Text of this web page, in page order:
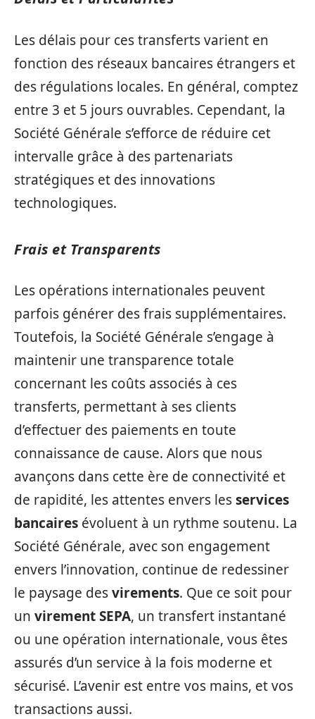
Les délais pour ces transferts varient en
fonction des réseaux bancaires étrangers et
des régulations locales. En général, comptez
entre 3 et 5 jours ouvrables. Cependant, la
Société Générale s’efforce de réduire cet
intervalle grâce à des partenariats
stratégiques et des innovations
technologiques.
Frais et Transparents
Les opérations internationales peuvent
parfois générer des frais supplémentaires.
Toutefois, la Société Générale s’engage à
maintenir une transparence totale
concernant les coûts associés à ces
transferts, permettant à ses clients
d’effectuer des paiements en toute
connaissance de cause. Alors que nous
avançons dans cette ère de connectivité et
de rapidité, les attentes envers lesservices
bancaires évoluent à un rythme soutenu. La
Société Générale, avec son engagement
envers l’innovation, continue de redessiner
le paysage desvirements. Que ce soit pour
un virement SEPA, un transfert instantané
ou une opération internationale, vous êtes
assurés d’un service à la fois moderne et
sécurisé. L’avenir est entre vos mains, et vos
transactions aussi.